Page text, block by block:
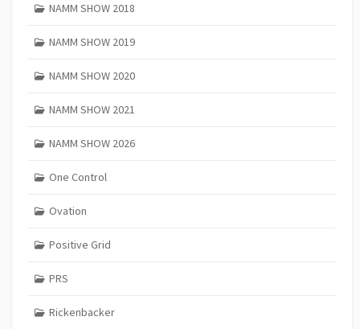
NAMM SHOW 2018
NAMM SHOW 2019
NAMM SHOW 2020
NAMM SHOW 2021
NAMM SHOW 2026
One Control
Ovation
Positive Grid
PRS
Rickenbacker